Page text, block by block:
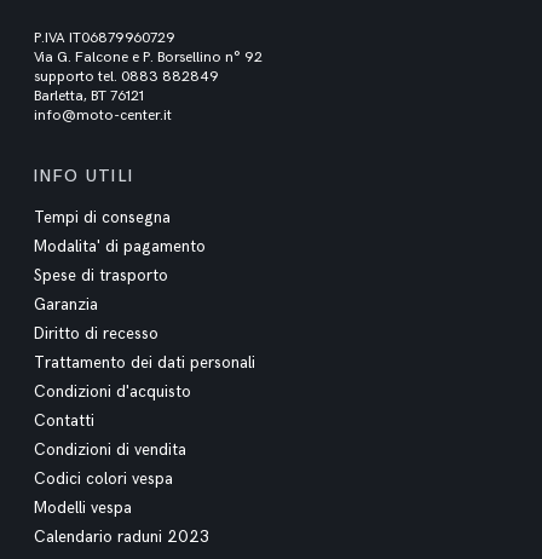
P.IVA IT06879960729
Via G. Falcone e P. Borsellino n° 92
supporto tel. 0883 882849
Barletta, BT 76121
info@moto-center.it
INFO UTILI
Tempi di consegna
Modalita' di pagamento
Spese di trasporto
Garanzia
Diritto di recesso
Trattamento dei dati personali
Condizioni d'acquisto
Contatti
Condizioni di vendita
Codici colori vespa
Modelli vespa
Calendario raduni 2023